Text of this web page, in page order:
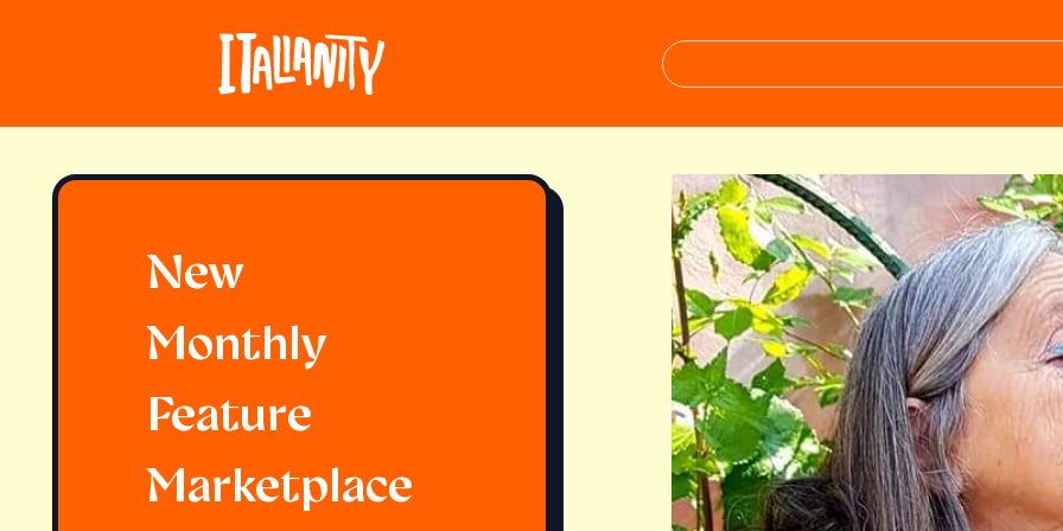
New
Monthly
Feature
Marketplace